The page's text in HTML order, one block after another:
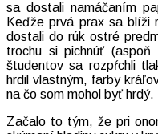
sa dostali namáčaním
Keďže prvá prax sa blíži
dostali do rúk ostré
trochu si pichnúť (aspoň
študentov sa rozpŕchli
hrdil vlastným, farby
na čo som mohol byť hrdý.
Začalo to tým, že pri